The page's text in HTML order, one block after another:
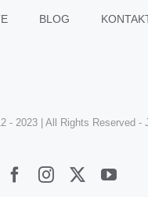
BLOG
- 2023 | All Rights Reserved -
Facebook
Instagram
Twitter